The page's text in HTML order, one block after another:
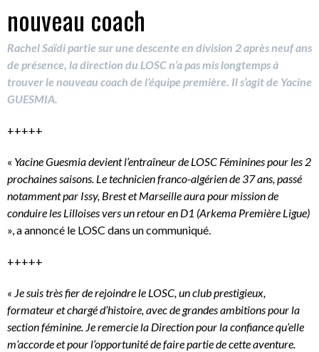
nouveau coach
Rachel Saïdi partie sur une descente en division 2 après neuf ans
de présence, la direction du LOSC n’a pas mis longtemps à
trouver le nouveau coach de l’équipe première. Il s’agit de Yacine
GUESMIA.
+++++
« Yacine Guesmia devient l’entraîneur de LOSC Féminines pour les 2
prochaines saisons. Le technicien franco-algérien de 37 ans, passé
notamment par Issy, Brest et Marseille aura pour mission de
conduire les Lilloises vers un retour en D1 (Arkema Première Ligue)
», a annoncé le LOSC dans un communiqué.
+++++
« Je suis très fier de rejoindre le LOSC, un club prestigieux,
formateur et chargé d’histoire, avec de grandes ambitions pour la
section féminine. Je remercie la Direction pour la confiance qu’elle
m’accorde et pour l’opportunité de faire partie de cette aventure.